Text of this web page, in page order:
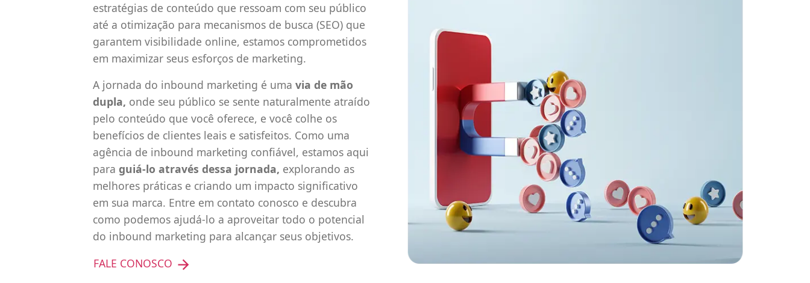
estratégias de conteúdo que ressoam com seu público
até a otimização para mecanismos de busca (SEO) que
garantem visibilidade online, estamos comprometidos
em maximizar seus esforços de marketing.
A jornada do inbound marketing é uma via de mão
dupla, onde seu público se sente naturalmente atraído
pelo conteúdo que você oferece, e você colhe os
benefícios de clientes leais e satisfeitos. Como uma
agência de inbound marketing confiável, estamos aqui
para guiá-lo através dessa jornada, explorando as
melhores práticas e criando um impacto significativo
em sua marca. Entre em contato conosco e descubra
como podemos ajudá-lo a aproveitar todo o potencial
do inbound marketing para alcançar seus objetivos.
FALE CONOSCO